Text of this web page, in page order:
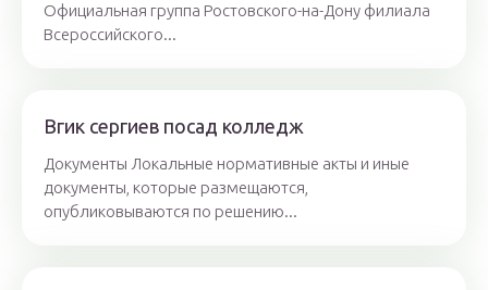
Официальная группа Ростовского-на-Дону филиала
Всероссийского...
Вгик сергиев посад колледж
Документы Локальные нормативные акты и иные
документы, которые размещаются,
опубликовываются по решению...